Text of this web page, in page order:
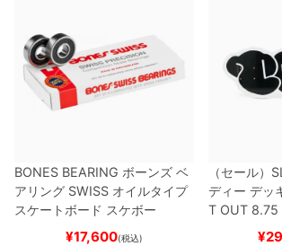
BONES BEARING ボーンズ ベ
アリング SWISS オイルタイプ
スケートボード スケボー
¥17,600(税込)
（セール）
ディー デッ
T OUT 8.75
¥